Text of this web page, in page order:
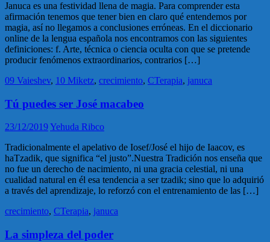
Januca es una festividad llena de magia. Para comprender esta
afirmación tenemos que tener bien en claro qué entendemos por
magia, así no llegamos a conclusiones erróneas. En el diccionario
online de la lengua española nos encontramos con las siguientes
definiciones: f. Arte, técnica o ciencia oculta con que se pretende
producir fenómenos extraordinarios, contrarios […]
09 Vaieshev, 10 Miketz, crecimiento, CTerapia, januca
Tú puedes ser José macabeo
23/12/2019Yehuda Ribco
Tradicionalmente el apelativo de Iosef/José el hijo de Iaacov, es
haTzadik, que significa “el justo”.Nuestra Tradición nos enseña que
no fue un derecho de nacimiento, ni una gracia celestial, ni una
cualidad natural en él esa tendencia a ser tzadik; sino que lo adquirió
a través del aprendizaje, lo reforzó con el entrenamiento de las […]
crecimiento, CTerapia, januca
La simpleza del poder